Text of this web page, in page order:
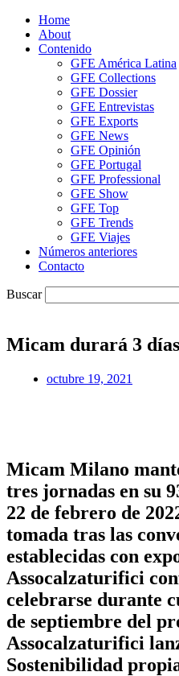
Home
About
Contenido
GFE América Latina
GFE Collections
GFE Dossier
GFE Entrevistas
GFE Exports
GFE News
GFE Opinión
GFE Portugal
GFE Professional
GFE Show
GFE Top
GFE Trends
GFE Viajes
Números anteriores
Contacto
Buscar
Micam durará 3
octubre 19, 2021
Micam Milano
tres jornadas en su
22 de febrero de
tomada tras las
establecidas con
Assocalzaturifici
celebrarse durante
de septiembre del
Assocalzaturifici
Sostenibilidad